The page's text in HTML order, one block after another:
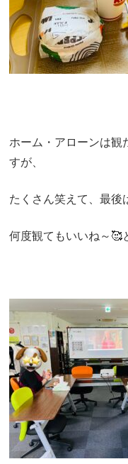
ホーム・アローンは観
すが、
たくさん笑えて、最後
何度観てもいいね～🥰